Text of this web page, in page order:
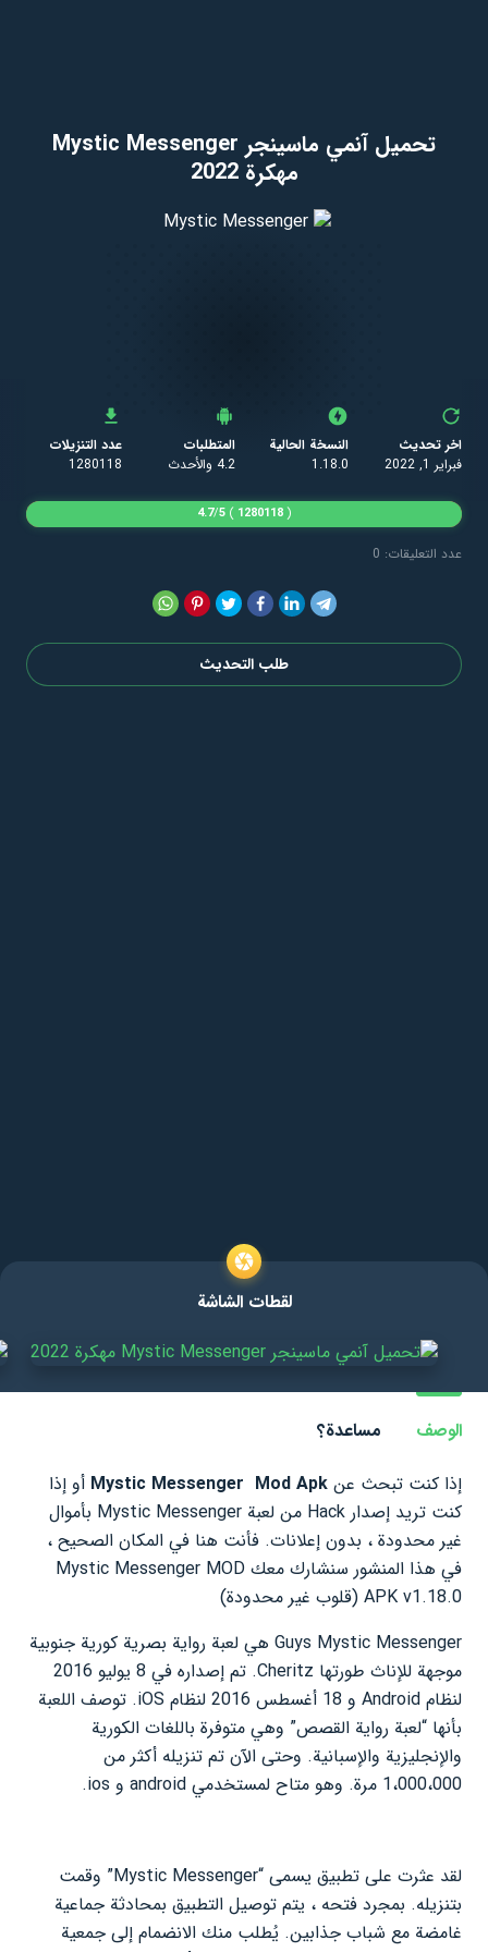
تحميل آنمي ماسينجر Mystic Messenger
مهكرة 2022
اخر تحديث
فبراير 1, 2022
النسخة الحالية
1.18.0
المتطلبات
4.2 والأحدث
عدد التنزيلات
1280118
عدد التعليقات: 0
(
1280118
)
4.7/5
طلب التحديث
لقطات الشاشة
الوصف
مساعدة؟
إذا كنت تبحث عن
Mystic Messenger Mod Apk
أو إذا
كنت تريد إصدار Hack من لعبة Mystic Messenger بأموال
غير محدودة ، بدون إعلانات. فأنت هنا في المكان الصحيح ،
في هذا المنشور سنشارك معك Mystic Messenger MOD
APK v1.18.0 (قلوب غير محدودة)
Guys Mystic Messenger هي لعبة رواية بصرية كورية جنوبية
موجهة للإناث طورتها Cheritz. تم إصداره في 8 يوليو 2016
لنظام Android و 18 أغسطس 2016 لنظام iOS. توصف اللعبة
بأنها “لعبة رواية القصص” وهي متوفرة باللغات الكورية
والإنجليزية والإسبانية. وحتى الآن تم تنزيله أكثر من
1،000،000 مرة. وهو متاح لمستخدمي android و ios.
لقد عثرت على تطبيق يسمى “Mystic Messenger” وقمت
بتنزيله. بمجرد فتحه ، يتم توصيل التطبيق بمحادثة جماعية
غامضة مع شباب جذابين. يُطلب منك الانضمام إلى جمعية